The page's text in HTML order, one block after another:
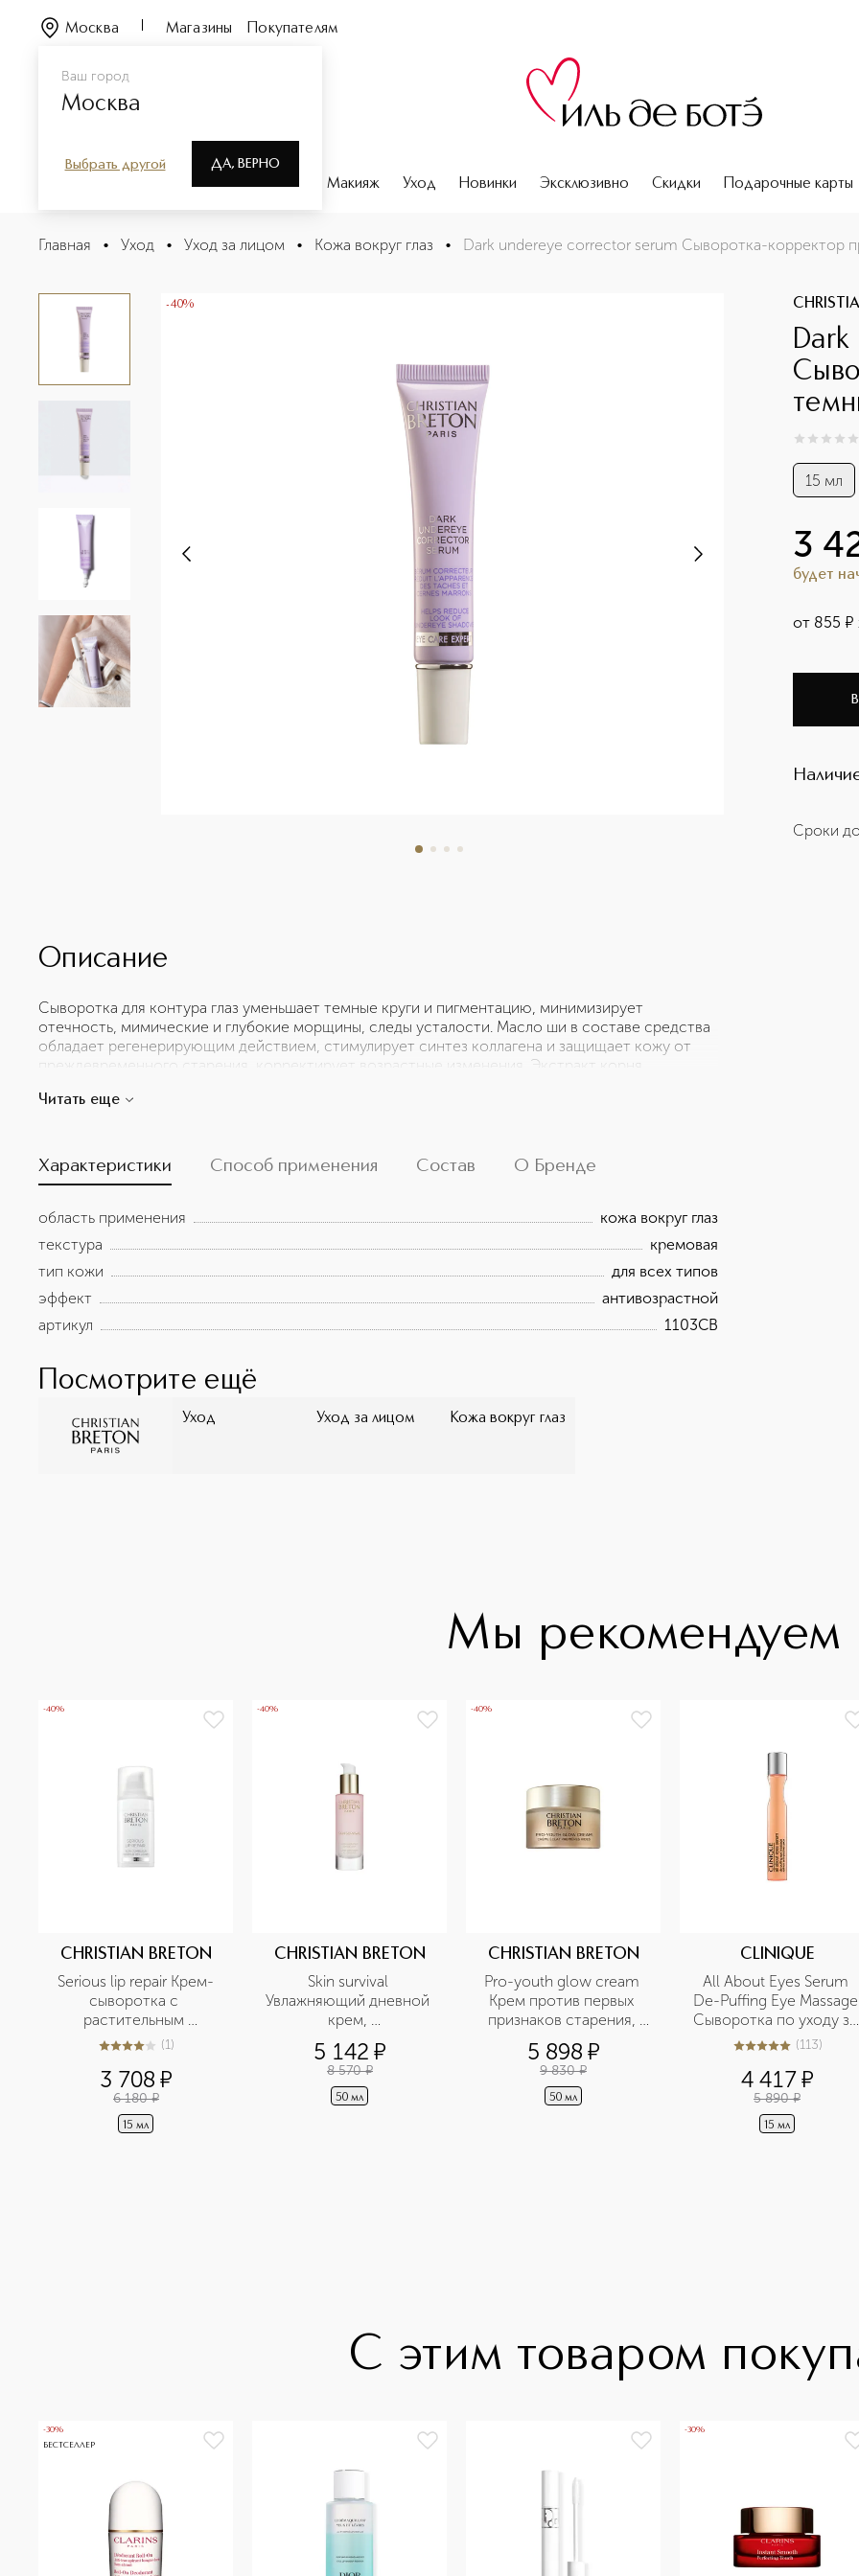
Ваш город
Москва
Выбрать другой ДА, ВЕРНО
Москва Магазины Покупателям
Парфюмерия Макияж Уход Новинки Эксклюзивно Скидки Подарочные карты
Dark undereye corrector serum Сыворотка-корректор против темных кругов
Описание
Главная • Уход • Уход за лицом • Кожа вокруг глаз • Dark undereye corrector serum Сыворотка-корректор
-40%
0из 0
15 мл
3
будет
от 855 ¤
Сроки
Описание
Сыворотка для контура глаз уменьшает темные круги и пигментацию, минимизирует
отечность, мимические и глубокие морщины, следы усталости. Масло ши в составе средства
обладает регенерирующим действием, стимулирует синтез коллагена и защищает кожу от
преждевременного старения, корректирует возрастные изменения. Экстракт корня
гиалуроновой кислоты и коллагена, оказывает эффект ревитализации кожи. Экстракт корня
перепончатого благодаря богатому содержанию минералов и витаминов оказывает
антивозрастное, гепатопротекторное, противоопухолевое, сосудорасширяющее,
борьбы с гиперпигментацией. Рекомендуется поместить в холодильник перед
использованием для максимального эффекта.
Читать еще
Характеристики Способ применения Состав О Бренде
область применения
кожа вокруг глаз
текстура
кремовая
тип кожи
для всех типов
эффект
антивозрастной
артикул
1103CB
Посмотрите ещё
Уход Уход за лицом Кожа вокруг глаз
Мы рекомендуем
-40%
CHRISTIAN BRETON
Serious lip repair Крем-
сыворотка с
растительным
комплексом для
губ
4из 51 (1)
3 708 ¤
6 180 ¤
15 мл
-40%
CHRISTIAN BRETON
Skin survival
Увлажняющий дневной
крем,
восстанавливающий
баланс
5 142 ¤
8 570 ¤
50 мл
-40%
CHRISTIAN BRETON
Pro-youth glow cream
Крем против первых
признаков старения,
улучшающий цвет лица
5 898 ¤
9 830 ¤
50 мл
CLINIQUE
All About Eyes Serum
De-Puffing Eye Massage
Сыворотка по уходу за
кожей вокруг глаз
5из 5113 (113)
4 417¤
5 890 ¤
15 мл
С этим товаром
-30%
БЕСТСЕЛЛЕР
-30%